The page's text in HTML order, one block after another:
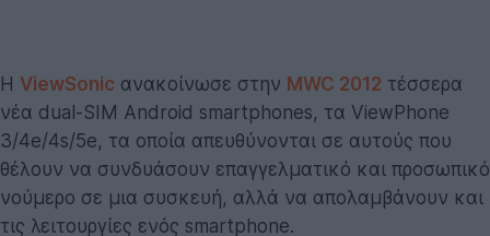
Η ViewSonic ανακοίνωσε στην MWC 2012 τέσσερα
νέα dual-SIM Android smartphones, τα ViewPhone
3/4e/4s/5e, τα οποία απευθύνονται σε αυτούς που
θέλουν να συνδυάσουν επαγγελματικό και προσωπικό
νούμερο σε μια συσκευή, αλλά να απολαμβάνουν και
τις λειτουργίες ενός smartphone.